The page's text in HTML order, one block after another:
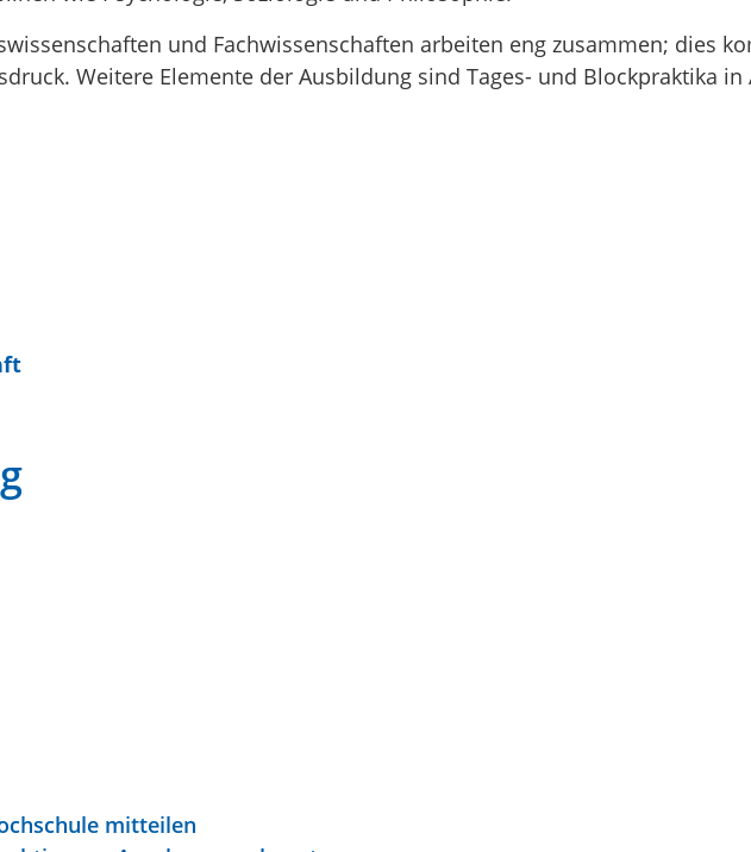
und Fachwissenschaften arbeiten eng zusammen; dies
Weitere Elemente der Ausbildung sind Tages- und Blockpraktika
mitteilen